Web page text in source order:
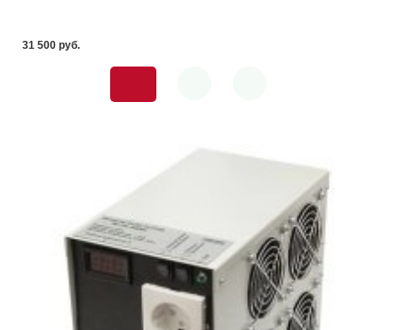
31 500 pуб.